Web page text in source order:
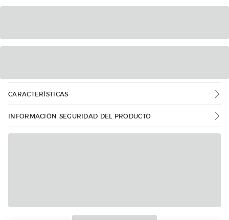
CARACTERÍSTICAS
INFORMACIÓN SEGURIDAD DEL PRODUCTO